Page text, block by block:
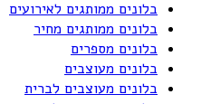
בלונים ממותגים לאירועים
בלונים ממותגים מחיר
בלונים מספרים
בלונים מעוצבים
בלונים מעוצבים לברית